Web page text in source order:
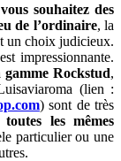
souhaitez des
de l’ordinaire, la
un choix judicieux.
impressionnante.
gamme Rockstud,
(lien :
) sont de très
les mêmes
particulier ou une